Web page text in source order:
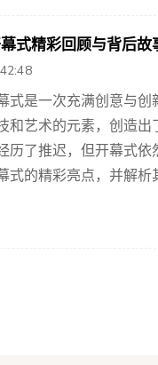
式精彩回顾与背后故
式是一次充满创意与
和艺术的元素，创造
历了推迟，但开幕式
式的精彩亮点，并解析